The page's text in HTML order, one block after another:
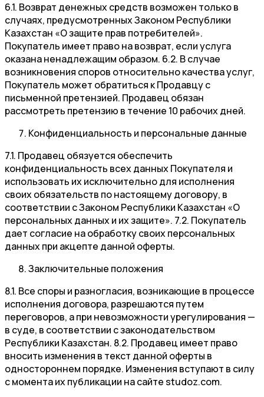
6.1. Возврат денежных средств возможен только в
случаях, предусмотренных Законом Республики
Казахстан «О защите прав потребителей».
Покупатель имеет право на возврат, если услуга
оказана ненадлежащим образом. 6.2. В случае
возникновения споров относительно качества услуг,
Покупатель может обратиться к Продавцу с
письменной претензией. Продавец обязан
рассмотреть претензию в течение 10 рабочих дней.
Конфиденциальность и персональные данные
7.1. Продавец обязуется обеспечить
конфиденциальность всех данных Покупателя и
использовать их исключительно для исполнения
своих обязательств по настоящему договору, в
соответствии с Законом Республики Казахстан «О
персональных данных и их защите». 7.2. Покупатель
дает согласие на обработку своих персональных
данных при акцепте данной оферты.
Заключительные положения
8.1. Все споры и разногласия, возникающие в процессе
исполнения договора, разрешаются путем
переговоров, а при невозможности урегулирования —
в суде, в соответствии с законодательством
Республики Казахстан. 8.2. Продавец имеет право
вносить изменения в текст данной оферты в
одностороннем порядке. Изменения вступают в силу
с момента их публикации на сайте studoz.com.